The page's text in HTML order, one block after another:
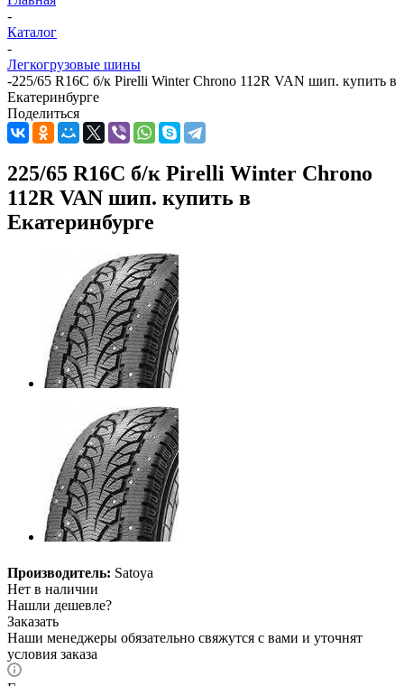
-
Каталог
-
Легкогрузовые шины
-225/65 R16С б/к Pirelli Winter Chrono 112R VAN шип. купить в
Екатеринбурге
Поделиться
225/65 R16С б/к Pirelli Winter Chrono
112R VAN шип. купить в
Екатеринбурге
Производитель: Satoya
Нет в наличии
Нашли дешевле?
Заказать
Наши менеджеры обязательно свяжутся с вами и уточнят
условия заказа